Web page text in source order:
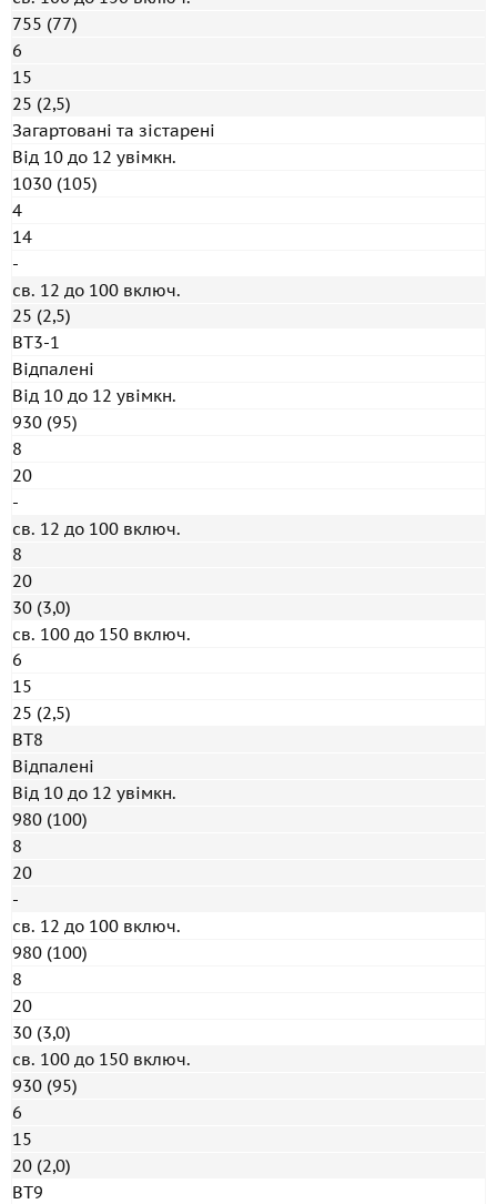
755 (77)
6
15
25 (2,5)
Загартовані та зістарені
Від 10 до 12 увімкн.
1030 (105)
4
14
-
св. 12 до 100 включ.
25 (2,5)
ВТ3-1
Відпалені
Від 10 до 12 увімкн.
930 (95)
8
20
-
св. 12 до 100 включ.
8
20
30 (3,0)
св. 100 до 150 включ.
6
15
25 (2,5)
ВТ8
Відпалені
Від 10 до 12 увімкн.
980 (100)
8
20
-
св. 12 до 100 включ.
980 (100)
8
20
30 (3,0)
св. 100 до 150 включ.
930 (95)
6
15
20 (2,0)
ВТ9